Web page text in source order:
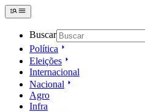
Buscar
Política
Eleições
Internacional
Nacional
Agro
Infra